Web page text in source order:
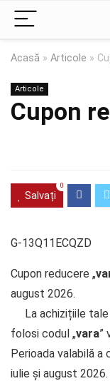
Acasă » Articole »
Articole
Cupon
Salvați
0
G-13Q11ECQZD
Cupon reducere „
august 2026.
La achizițiile tale
folosi codul „vara”
Perioada valabilă a
iulie și august